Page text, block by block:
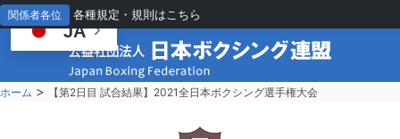
関係者各位 各種規定・規則はこちら
ホーム > 【第2日目 試合結果】2021全日本ボクシング選手権大会
JA